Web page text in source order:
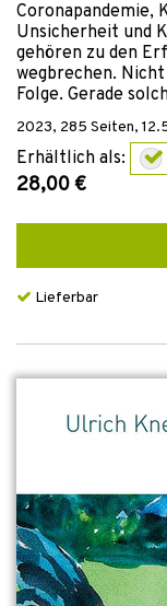
Coronapandemie,
Unsicherheit und
gehören zu den
wegbrechen.
Folge. Gerade
2023, 285 Seiten,
Erhältlich als:
28,00 €
Lieferbar